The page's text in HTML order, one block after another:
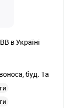
в Україні
буд. 1а